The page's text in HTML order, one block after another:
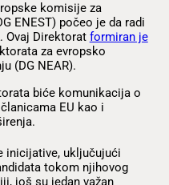
komisije za
ENEST) počeo je da radi
Ovaj Direktorat formiran je
za evropsko
(DG NEAR).
biće komunikacija o
EU kao i
inicijative, uključujući
tokom njihovog
još su jedan važan